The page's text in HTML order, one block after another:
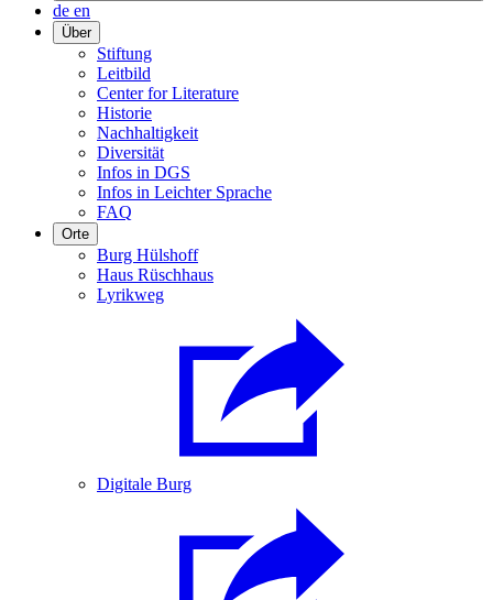
de en
Über
Stiftung
Leitbild
Center for Literature
Historie
Nachhaltigkeit
Diversität
Infos in DGS
Infos in Leichter Sprache
FAQ
Orte
Burg Hülshoff
Haus Rüschhaus
Lyrikweg
Digitale Burg